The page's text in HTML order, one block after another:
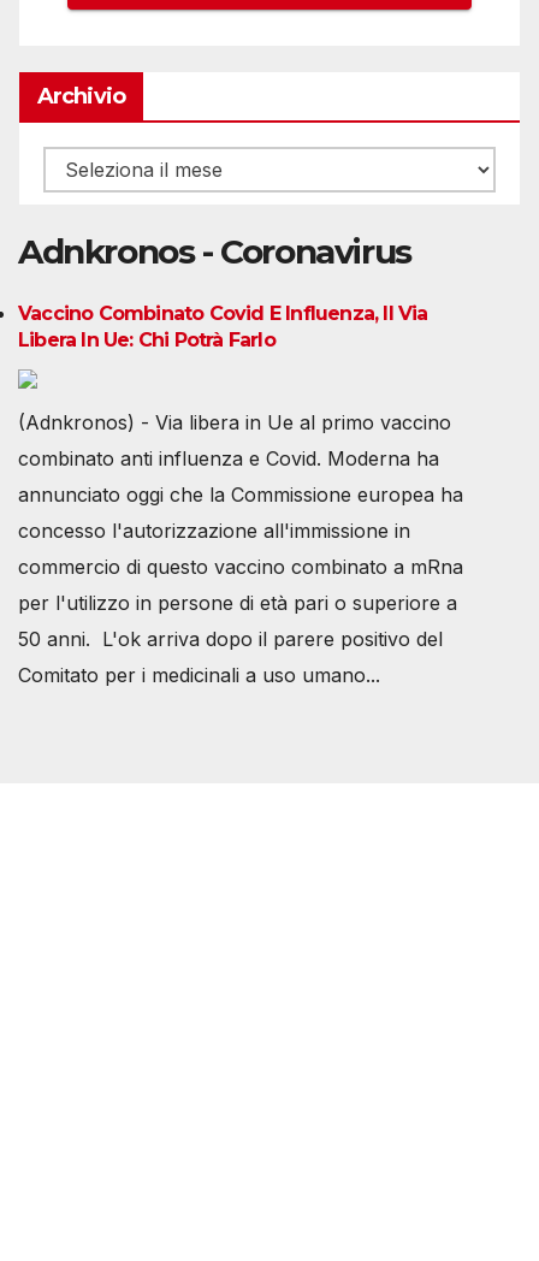
Archivio
Archivio
Adnkronos - Coronavirus
Vaccino Combinato Covid E Influenza, Il Via
Libera In Ue: Chi Potrà Farlo
(Adnkronos) - Via libera in Ue al primo vaccino
combinato anti influenza e Covid. Moderna ha
annunciato oggi che la Commissione europea ha
concesso l'autorizzazione all'immissione in
commercio di questo vaccino combinato a mRna
per l'utilizzo in persone di età pari o superiore a
50 anni. L'ok arriva dopo il parere positivo del
Comitato per i medicinali a uso umano...